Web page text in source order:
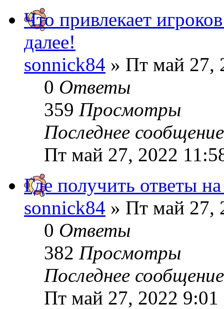
Что привлекает
далее!
sonnick84 » Пт май 27,
0 Ответы
359 Просмотры
Последнее
Пт май 27, 2022
Где получить ответы
sonnick84 » Пт май 27,
0 Ответы
382 Просмотры
Последнее
Пт май 27, 2022 9:01